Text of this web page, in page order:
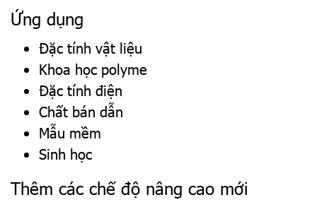
Ứng dụng
Đặc tính vật liệu
Khoa học polyme
Đặc tính điện
Chất bán dẫn
Mẫu mềm
Sinh học
Thêm các chế độ nâng cao mới